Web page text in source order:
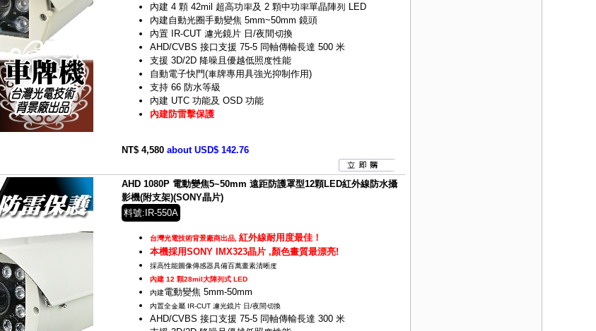
內建 4 顆 42mil 超高功率及 2 顆中功率單晶陣列 LED
內建自動光圈手動變焦 5mm~50mm 鏡頭
內置 IR-CUT 濾光鏡片 日/夜間切換
AHD/CVBS 接口支援 75-5 同軸傳輸長達 500 米
支援 3D/2D 降噪且優越低照度性能
自動電子快門(車牌專用具強光抑制作用)
支持 66 防水等級
內建 UTC 功能及 OSD 功能
內建防雷擊保護
NT$ 4,580 about USD$ 142.76
AHD 1080P 電動變焦5~50mm 遠距防護罩型12顆LED紅外線防水攝
影機(附支架)(SONY晶片)
料號:IR-550A
台灣光電技術背景廠商出品, 紅外線耐用度最佳！
本機採用SONY IMX323晶片 ,顏色畫質最漂亮!
採高性能圖像傳感器具備百萬畫素清晰度
內建 12 顆28mil大陣列式 LED
內建電動變焦 5mm-50mm
內置全金屬 IR-CUT 濾光鏡片 日/夜間切換
AHD/CVBS 接口支援 75-5 同軸傳輸長達 300 米